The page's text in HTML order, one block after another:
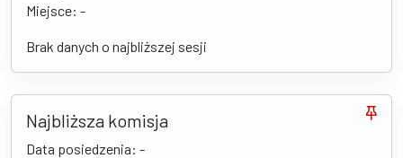
Miejsce: -
Brak danych o najbliższej sesji
Najbliższa komisja
Data posiedzenia: -